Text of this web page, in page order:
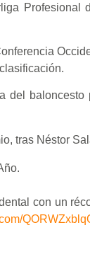
Profesional
baloncesto
tras Néstor
con un